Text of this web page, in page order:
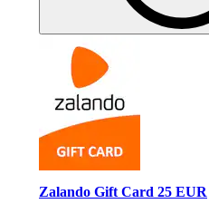
Zalando Gift Card 25 EUR